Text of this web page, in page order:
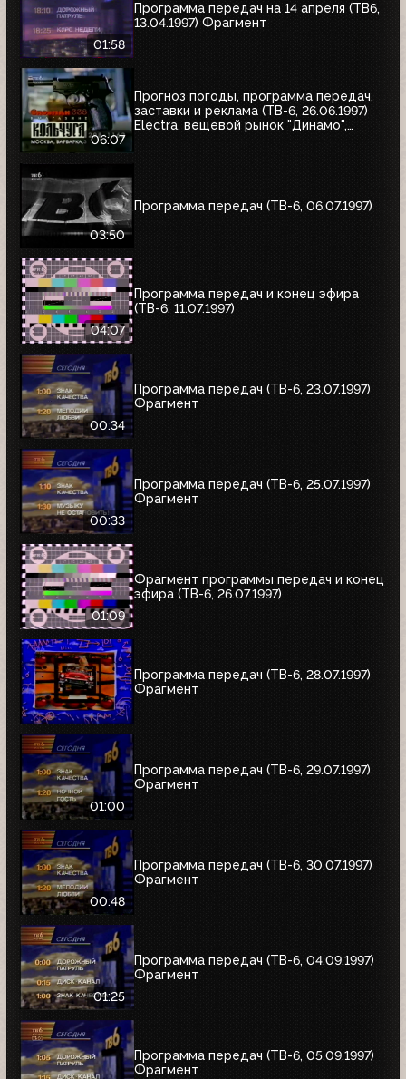
01:58
Программа передач на 14 апреля (ТВ6,
13.04.1997) Фрагмент
06:07
Прогноз погоды, программа передач,
заставки и реклама (ТВ-6, 26.06.1997)
Electra, вещевой рынок "Динамо",
03:50
Программа передач (ТВ-6, 06.07.1997)
04:07
Программа передач и конец эфира
(ТВ-6, 11.07.1997)
00:34
Программа передач (ТВ-6, 23.07.1997)
Фрагмент
00:33
Программа передач (ТВ-6, 25.07.1997)
Фрагмент
01:09
Фрагмент программы передач и конец
эфира (ТВ-6, 26.07.1997)
Программа передач (ТВ-6, 28.07.1997)
Фрагмент
01:00
Программа передач (ТВ-6, 29.07.1997)
Фрагмент
00:48
Программа передач (ТВ-6, 30.07.1997)
Фрагмент
01:25
Программа передач (ТВ-6, 04.09.1997)
Фрагмент
Программа передач (ТВ-6, 05.09.1997)
Фрагмент